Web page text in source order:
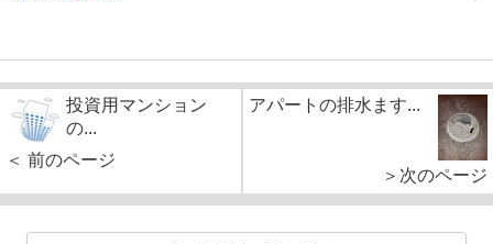
投資用マンション
の...
＜ 前のページ
アパートの排水ます...
＞次のページ